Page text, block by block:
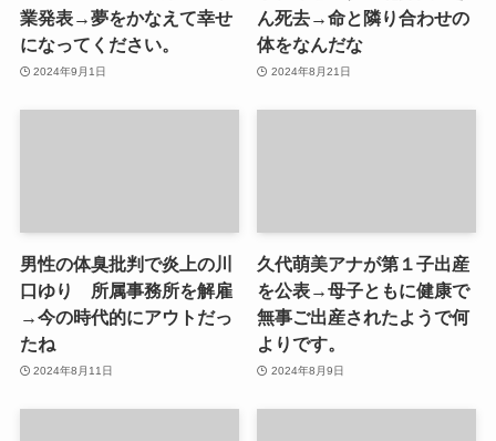
業発表→夢をかなえて幸せ
になってください。
2024年9月1日
ん死去→命と隣り合わせの
体をなんだな
2024年8月21日
男性の体臭批判で炎上の川
口ゆり 所属事務所を解雇
→今の時代的にアウトだっ
たね
2024年8月11日
久代萌美アナが第１子出産
を公表→母子ともに健康で
無事ご出産されたようで何
よりです。
2024年8月9日